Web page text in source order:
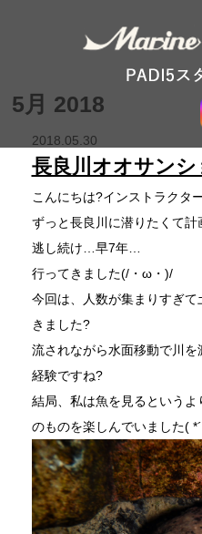
5月 2018
2018.05.30
長良川オオサン
こんにちは?インストラクタ
ずっと長良川に潜りたくて
逃し続け…早7年…
行ってきました(/・ω・)/
今回は、人数が集まりすぎ
きました?
流されながら水面移動で川
経験ですね?
結局、私は魚を見るという
のものを楽しんでいました(